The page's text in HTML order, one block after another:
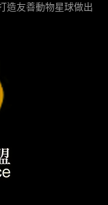
造友善動物星球做出